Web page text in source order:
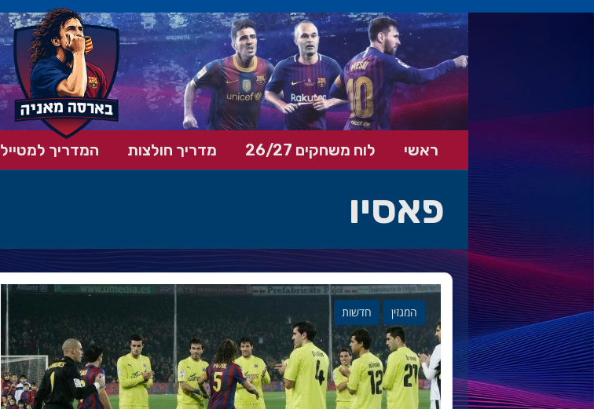
ראשי לוח משחקים 26/27 מדריך חולצות המדריך למטייל
פאסיו
המגזין חדשות